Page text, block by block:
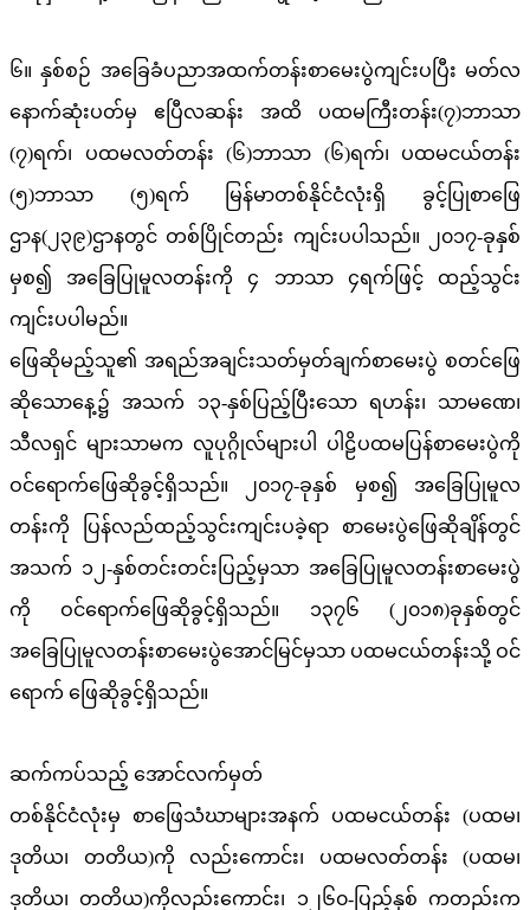
၆။ နှစ်စဉ် အခြေခံပညာအထက်တန်းစာမေးပွဲကျင်းပပြီး မတ်လ
နောက်ဆုံးပတ်မှ ဧပြီလဆန်း အထိ ပထမကြီးတန်း(၇)ဘာသာ
(၇)ရက်၊ ပထမလတ်တန်း (၆)ဘာသာ (၆)ရက်၊ ပထမငယ်တန်း
(၅)ဘာသာ (၅)ရက် မြန်မာတစ်နိုင်ငံလုံးရှိ ခွင့်ပြုစာဖြေ
ဌာန(၂၃၉)ဌာနတွင် တစ်ပြိုင်တည်း ကျင်းပပါသည်။ ၂၀၁၇-ခုနှစ်
မှစ၍ အခြေပြုမူလတန်းကို ၄ ဘာသာ ၄ရက်ဖြင့် ထည့်သွင်း
ကျင်းပပါမည်။
ဖြေဆိုမည့်သူ၏ အရည်အချင်းသတ်မှတ်ချက်စာမေးပွဲ စတင်ဖြေ
ဆိုသောနေ့၌ အသက် ၁၃-နှစ်ပြည့်ပြီးသော ရဟန်း၊ သာမဏေ၊
သီလရှင် များသာမက လူပုဂ္ဂိုလ်များပါ ပါဠိပထမပြန်စာမေးပွဲကို
ဝင်ရောက်ဖြေဆိုခွင့်ရှိသည်။ ၂၀၁၇-ခုနှစ် မှစ၍ အခြေပြုမူလ
တန်းကို ပြန်လည်ထည့်သွင်းကျင်းပခဲ့ရာ စာမေးပွဲဖြေဆိုချိန်တွင်
အသက် ၁၂-နှစ်တင်းတင်းပြည့်မှသာ အခြေပြုမူလတန်းစာမေးပွဲ
ကို ဝင်ရောက်ဖြေဆိုခွင့်ရှိသည်။ ၁၃၇၆ (၂၀၁၈)ခုနှစ်တွင်
အခြေပြုမူလတန်းစာမေးပွဲအောင်မြင်မှသာ ပထမငယ်တန်းသို့ ဝင်
ရောက် ဖြေဆိုခွင့်ရှိသည်။
ဆက်ကပ်သည့် အောင်လက်မှတ်
တစ်နိုင်ငံလုံးမှ စာဖြေသံဃာများအနက် ပထမငယ်တန်း (ပထမ၊
ဒုတိယ၊ တတိယ)ကို လည်းကောင်း၊ ပထမလတ်တန်း (ပထမ၊
ဒုတိယ၊ တတိယ)ကိုလည်းကောင်း၊ ၁၂၆၀-ပြည့်နှစ် ကတည်းက